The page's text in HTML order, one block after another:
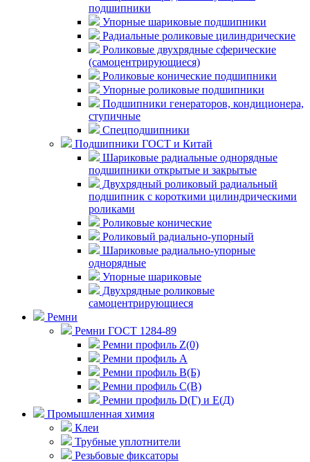
подшипники
Упорные шариковые подшипники
Радиальные роликовые цилиндрические
Роликовые двухрядные сферические
(самоцентрирующиеся)
Роликовые конические подшипники
Упорные роликовые подшипники
Подшипники генераторов, кондиционера,
ступичные
Спецподшипники
Подшипники ГОСТ и Китай
Шариковые радиальные однорядные
подшипники открытые и закрытые
Двухрядный роликовый радиальный
подшипник с короткими цилиндрическими
роликами
Роликовые конические
Роликовый радиально-упорный
Шариковые радиально-упорные
однорядные
Упорные шариковые
Двухрядные роликовые
самоцентрирующиеся
Ремни
Ремни ГОСТ 1284-89
Ремни профиль Z(0)
Ремни профиль А
Ремни профиль В(Б)
Ремни профиль С(В)
Ремни профиль D(Г) и E(Д)
Промышленная химия
Клеи
Трубные уплотнители
Резьбовые фиксаторы